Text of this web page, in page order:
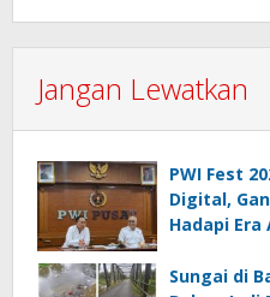
Jangan Lewatkan
PWI Fest
Digital,
Hadapi Era
Sungai di